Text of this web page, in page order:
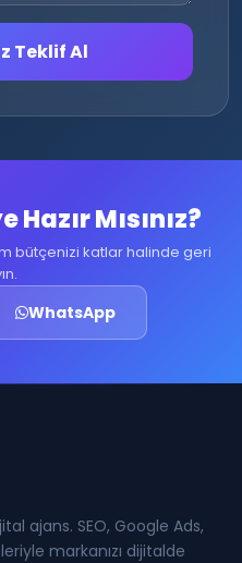
Teklif Al
Mısınız?
bütçenizi katlar halinde geri
WhatsApp
ajans. SEO, Google Ads,
markanızı dijitalde